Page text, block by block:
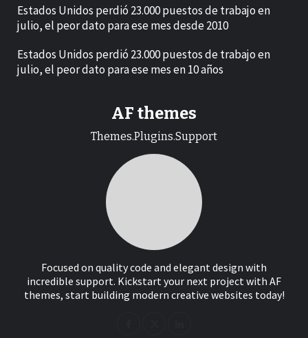
Estados Unidos perdió 23.000 puestos de trabajo en
julio, el peor dato para ese mes desde 2010
Estados Unidos perdió 23.000 puestos de trabajo en
julio, el peor dato para ese mes en 10 años
AF themes
Themes.Plugins.Support
Focused on quality code and elegant design with
incredible support. Kickstart your next project with AF
themes, start building modern creative websites today!